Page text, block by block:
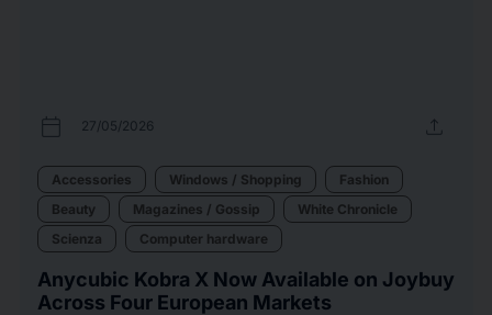
calendar_today 27/05/2026 upload
Accessories Windows / Shopping
Fashion
Beauty
Magazines / Gossip
White Chronicle
Scienza
Computer hardware
Anycubic Kobra X Now Available on Joybuy
Across Four European Markets